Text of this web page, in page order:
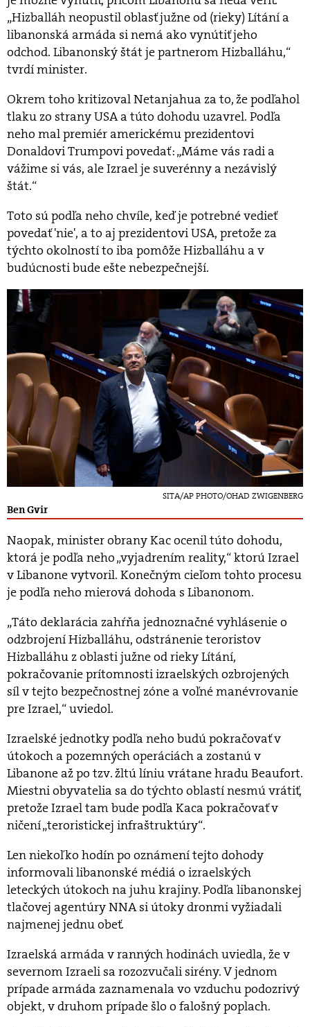
„Hizballáh neopustil oblasť južne od (rieky) Lítání a
libanonská armáda si nemá ako vynútiť jeho
odchod. Libanonský štát je partnerom Hizballáhu,“
tvrdí minister.
Okrem toho kritizoval Netanjahua za to, že podľahol
tlaku zo strany USA a túto dohodu uzavrel. Podľa
neho mal premiér americkému prezidentovi
Donaldovi Trumpovi povedať: „Máme vás radi a
vážime si vás, ale Izrael je suverénny a nezávislý
štát.“
Toto sú podľa neho chvíle, keď je potrebné vedieť
povedať 'nie', a to aj prezidentovi USA, pretože za
týchto okolností to iba pomôže Hizballáhu a v
budúcnosti bude ešte nebezpečnejší.
SITA/AP PHOTO/OHAD ZWIGENBERG
Ben Gvir
Naopak, minister obrany Kac ocenil túto dohodu,
ktorá je podľa neho „vyjadrením reality,“ ktorú Izrael
v Libanone vytvoril. Konečným cieľom tohto procesu
je podľa neho mierová dohoda s Libanonom.
„Táto deklarácia zahŕňa jednoznačné vyhlásenie o
odzbrojení Hizballáhu, odstránenie teroristov
Hizballáhu z oblasti južne od rieky Lítání,
pokračovanie prítomnosti izraelských ozbrojených
síl v tejto bezpečnostnej zóne a voľné manévrovanie
pre Izrael,“ uviedol.
Izraelské jednotky podľa neho budú pokračovať v
útokoch a pozemných operáciách a zostanú v
Libanone až po tzv. žltú líniu vrátane hradu Beaufort.
Miestni obyvatelia sa do týchto oblastí nesmú vrátiť,
pretože Izrael tam bude podľa Kaca pokračovať v
ničení „teroristickej infraštruktúry“.
Len niekoľko hodín po oznámení tejto dohody
informovali libanonské médiá o izraelských
leteckých útokoch na juhu krajiny. Podľa libanonskej
tlačovej agentúry NNA si útoky dronmi vyžiadali
najmenej jednu obeť.
Izraelská armáda v ranných hodinách uviedla, že v
severnom Izraeli sa rozozvučali sirény. V jednom
prípade armáda zaznamenala vo vzduchu podozrivý
objekt, v druhom prípade šlo o falošný poplach.